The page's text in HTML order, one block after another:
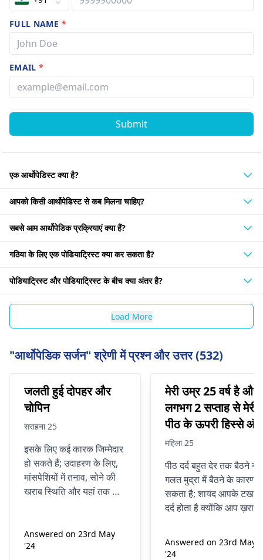
FULL NAME *
EMAIL*
Submit
एक आर्थोपेडिस्ट क्या है?
आपको किसी आर्थोपेडिस्ट से कब मिलना चाहिए?
सबसे आम आर्थोपेडिक प्रक्रियाएं क्या हैं?
गठिया के लिए एक पोडियाट्रिस्ट क्या कर सकता है?
पोडियाट्रिस्ट और पोडियाट्रिस्ट के बीच क्या अंतर है?
Load More
"आर्थोपेडिक सर्जन" श्रेणी में प्रश्न और उत्तर (532)
जलती हुई दोपहर और
चोपिन
सराहना 25
इसके लिए कई कारक जिम्मेदार
हो सकते हैं; उदाहरण के लिए,
मांसपेशियों में तनाव, सोने की
खराब स्थिति और यहां तक ​​कि
रहते हैं, खड़े रहते हैं या भारी
वस्तुएं उठाते हैं तो भी आप इस
Answered on 23rd May
'24
मेरी उम्र 25 वर्ष है और
लगभग 2 सप्ताह से मेरी
पीठ के ऊपरी हिस्से और
टखने में दर्द हो रहा है।
कुछ दिनों से मेरे दाहिने
स्तन में भी दर्द था।
महिला 25
पीठ दर्द बहुत देर तक बैठने या
गलत मुद्रा में बैठने के कारण
सकता है; शायद आपके टखने
दर्द होता है क्योंकि आप ख़राब
आपकी मांसपेशियों में तनाव या
सूजन है तो कभी-कभी दायां
Answered on 23rd May
'24